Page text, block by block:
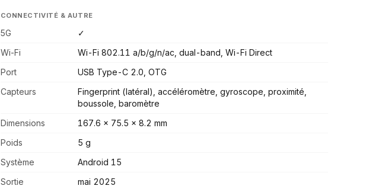
CONNECTIVITÉ & AUTRE
5G
✓
Wi-Fi
Wi-Fi 802.11 a/b/g/n/ac, dual-band, Wi-Fi Direct
Port
USB Type-C 2.0, OTG
Capteurs
Fingerprint (latéral), accéléromètre, gyroscope, proximité,
boussole, baromètre
Dimensions
167.6 x 75.5 x 8.2 mm
Poids
5 g
Système
Android 15
Sortie
mai 2025